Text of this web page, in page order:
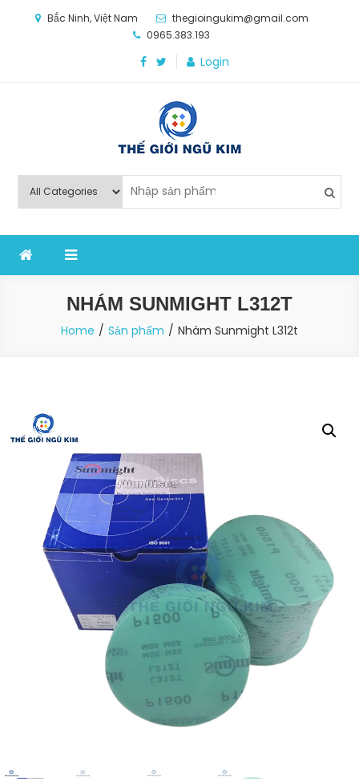
Bắc Ninh, Việt Nam
thegioingukim@gmail.com
0965.383.193
Login
Thế Giới Ngũ Kim
nghiệp sản xuất
NHÁM SUNMIGHT L312T
Home Sản phẩm Nhám Sunmight L312t